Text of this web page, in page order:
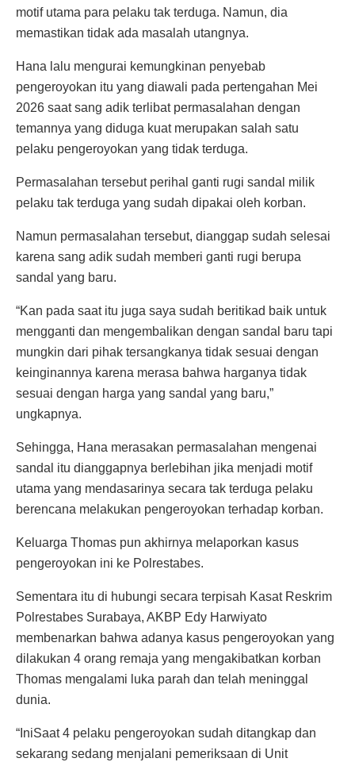
motif utama para pelaku tak terduga. Namun, dia
memastikan tidak ada masalah utangnya.
Hana lalu mengurai kemungkinan penyebab
pengeroyokan itu yang diawali pada pertengahan Mei
2026 saat sang adik terlibat permasalahan dengan
temannya yang diduga kuat merupakan salah satu
pelaku pengeroyokan yang tidak terduga.
Permasalahan tersebut perihal ganti rugi sandal milik
pelaku tak terduga yang sudah dipakai oleh korban.
Namun permasalahan tersebut, dianggap sudah selesai
karena sang adik sudah memberi ganti rugi berupa
sandal yang baru.
“Kan pada saat itu juga saya sudah beritikad baik untuk
mengganti dan mengembalikan dengan sandal baru tapi
mungkin dari pihak tersangkanya tidak sesuai dengan
keinginannya karena merasa bahwa harganya tidak
sesuai dengan harga yang sandal yang baru,”
ungkapnya.
Sehingga, Hana merasakan permasalahan mengenai
sandal itu dianggapnya berlebihan jika menjadi motif
utama yang mendasarinya secara tak terduga pelaku
berencana melakukan pengeroyokan terhadap korban.
Keluarga Thomas pun akhirnya melaporkan kasus
pengeroyokan ini ke Polrestabes.
Sementara itu di hubungi secara terpisah Kasat Reskrim
Polrestabes Surabaya, AKBP Edy Harwiyato
membenarkan bahwa adanya kasus pengeroyokan yang
dilakukan 4 orang remaja yang mengakibatkan korban
Thomas mengalami luka parah dan telah meninggal
dunia.
“IniSaat 4 pelaku pengeroyokan sudah ditangkap dan
sekarang sedang menjalani pemeriksaan di Unit